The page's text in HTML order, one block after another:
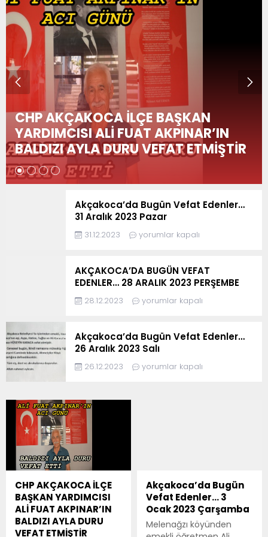
Akçakoca’da Bugün Vefat
Edenler… 3 Ocak 2023 Çarşamba
Akçakoca’da Bugün Vefat Edenler…
31 Aralık 2023 Pazar
31.12.2023 yorumlar kapalı
AKÇAKOCA’DA BUGÜN VEFAT
EDENLER… 28 ARALIK 2023 PERŞEMBE
28.12.2023 yorumlar kapalı
Akçakoca’da Bugün Vefat Edenler…
26 Aralık 2023 Salı
26.12.2023 yorumlar kapalı
CHP AKÇAKOCA İLÇE
BAŞKAN YARDIMCISI
ALİ FUAT AKPINAR’IN
BALDIZI AYLA DURU
VEFAT ETMİŞTİR
Akçakoca’da Bugün
Vefat Edenler… 3
Ocak 2023 Çarşamba
Melenağzı köyünden